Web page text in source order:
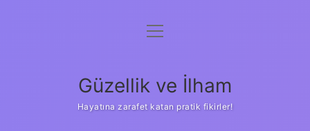
Anasayfa
Yasal Uyarı
menüyü
Güzellik ve İlham
Hayatına zarafet katan pratik fikirler!